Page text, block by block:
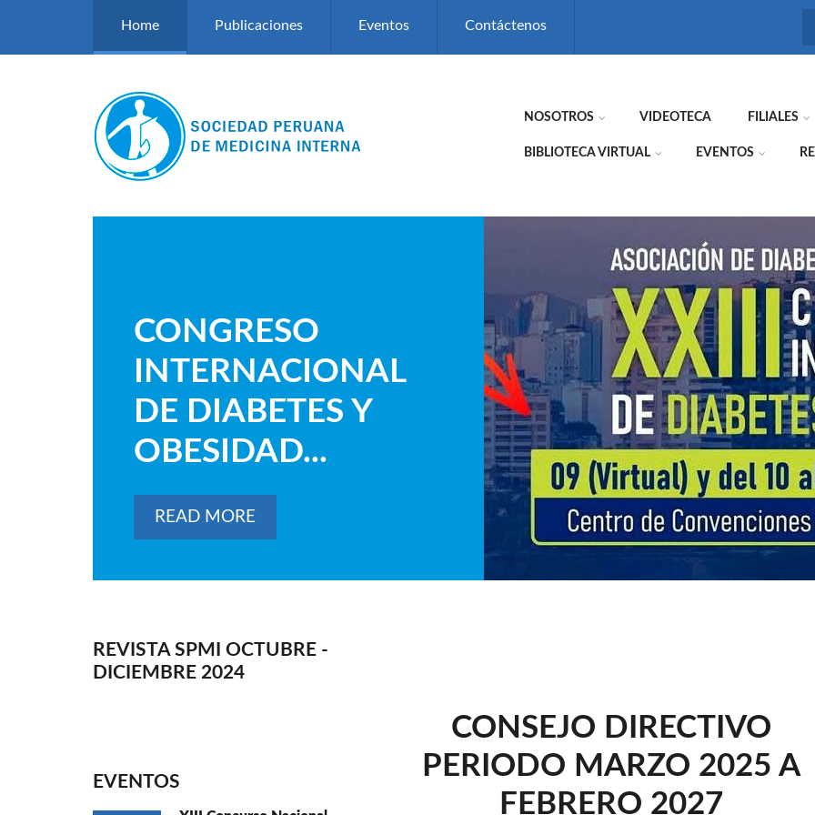
Home Publicaciones Eventos Contáctenos
NOSOTROS VIDEOTECA FILIALES
BIBLIOTECA VIRTUAL EVENTOS
CONGRESO
INTERNACIONAL
DE DIABETES Y
OBESIDAD...
READ MORE
REVISTA SPMI OCTUBRE -
DICIEMBRE 2024
EVENTOS
CONSEJO DIRECTIVO
PERIODO MARZO 2025 A
FEBRERO 2027